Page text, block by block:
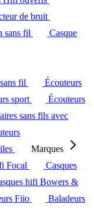
de bruit
sans fil
Casque
fil
Écouteurs
sport
Écouteurs
sans fils avec
Marques
Focal
Casques
hifi Bowers &
Fiio
Baladeurs